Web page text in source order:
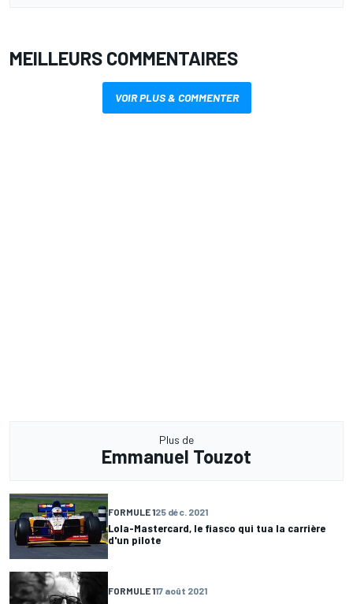
MEILLEURS COMMENTAIRES
VOIR PLUS & COMMENTER
Plus de
Emmanuel Touzot
FORMULE 125 déc. 2021
Lola-Mastercard, le fiasco qui tua la carrière
d'un pilote
FORMULE 117 août 2021